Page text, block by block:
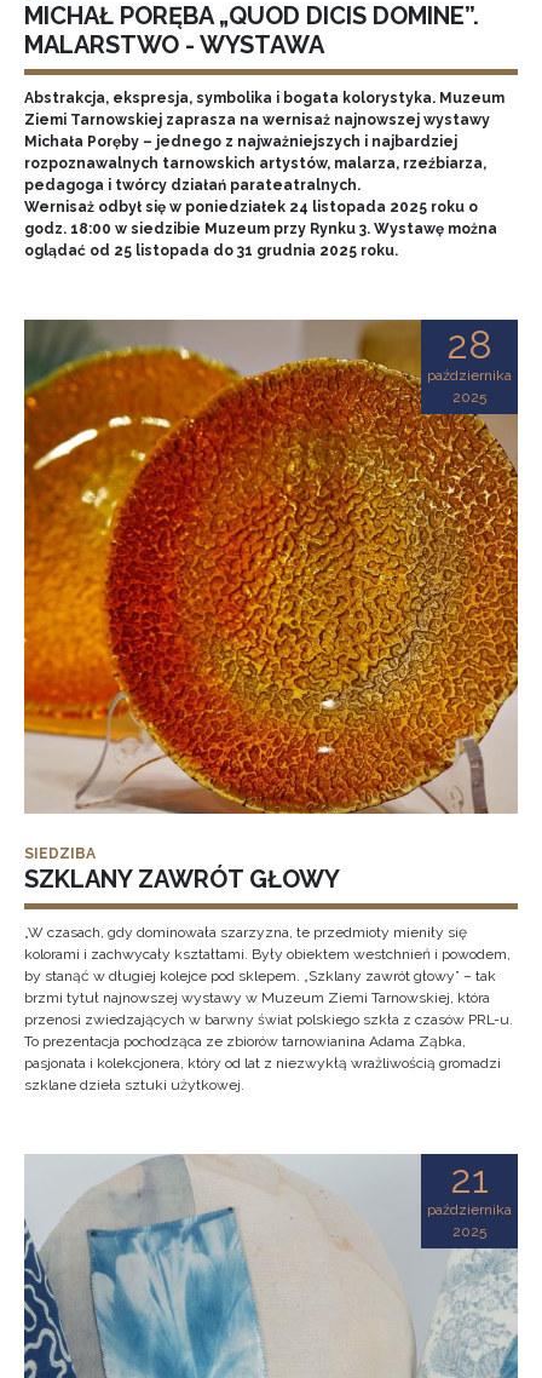
MICHAŁ PORĘBA „QUOD DICIS DOMINE”.
MALARSTWO - WYSTAWA
Abstrakcja, ekspresja, symbolika i bogata kolorystyka. Muzeum
Ziemi Tarnowskiej zaprasza na wernisaż najnowszej wystawy
Michała Poręby – jednego z najważniejszych i najbardziej
rozpoznawalnych tarnowskich artystów, malarza, rzeźbiarza,
pedagoga i twórcy działań parateatralnych.
Wernisaż odbył się w poniedziałek 24 listopada 2025 roku o
godz. 18:00 w siedzibie Muzeum przy Rynku 3. Wystawę można
oglądać od 25 listopada do 31 grudnia 2025 roku.
28
października
2025
SIEDZIBA
SZKLANY ZAWRÓT GŁOWY
„W czasach, gdy dominowała szarzyzna, te przedmioty mieniły się
kolorami i zachwycały kształtami. Były obiektem westchnień i powodem,
by stanąć w długiej kolejce pod sklepem. „Szklany zawrót głowy” – tak
brzmi tytuł najnowszej wystawy w Muzeum Ziemi Tarnowskiej, która
przenosi zwiedzających w barwny świat polskiego szkła z czasów PRL-u.
To prezentacja pochodząca ze zbiorów tarnowianina Adama Ząbka,
pasjonata i kolekcjonera, który od lat z niezwykłą wrażliwością gromadzi
szklane dzieła sztuki użytkowej.
21
października
2025